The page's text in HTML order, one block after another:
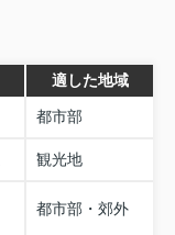
適した地域
都市部
観光地
都市部・郊外